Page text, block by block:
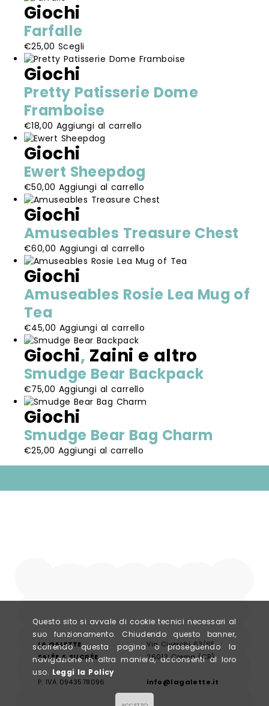
pagina
prodotto
Giochi
Farfalle
€25,00 Scegli
prodotto
varianti.
Le
opzioni
possono
essere
nella
pagina
del
Giochi
Pretty Patisserie Dome
Framboise
€18,00 Aggiungi al carrello
Giochi
Ewert Sheepdog
€50,00 Aggiungi al carrello
Giochi
Amuseables Treasure Chest
€60,00 Aggiungi al carrello
Giochi
Amuseables Rosie Lea Mug of
Tea
€45,00 Aggiungi al carrello
Giochi, Zaini e altro
Smudge Bear Backpack
€75,00 Aggiungi al carrello
Giochi
Smudge Bear Bag Charm
€25,00 Aggiungi al carrello
LA GALETTE
SALÉE & SUCRÉE
P. IVA 0943578096
Via Civerchi 63/65,
26013 Crema (CR)
info@lagalette.it
Questo sito si avvale di cookie tecnici necessari al
suo funzionamento. Chiudendo questo banner,
scorrendo questa pagina o proseguendo la
navigazione in altra maniera, acconsenti al loro
uso. Leggi la Policy